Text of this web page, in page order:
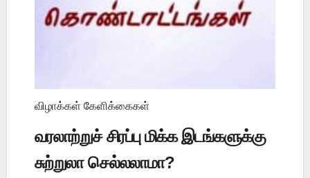
விழாக்கள் கேளிக்கைகள்
வரலாற்றுச் சிரப்பு மிக்க இடங்களுக்கு
சுற்றுலா செல்லலாமா?